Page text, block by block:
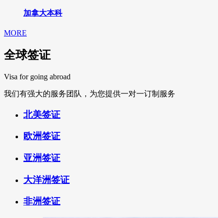
加拿大本科
MORE
全球签证
Visa for going abroad
我们有强大的服务团队，为您提供一对一订制服务
北美签证
欧洲签证
亚洲签证
大洋洲签证
非洲签证